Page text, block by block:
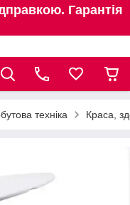
Гарантія
техніка Краса,